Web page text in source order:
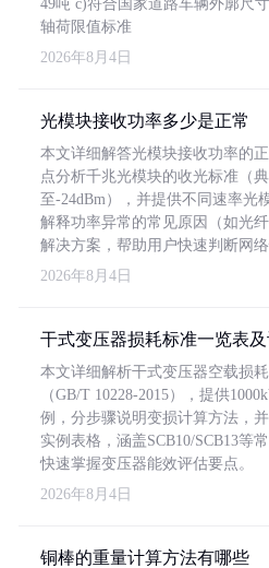
49吨 c)符合国家道路车辆外廓尺
轴荷限值标准
2026年8月4日
光模块接收功率多少是正常
本文详细解答光模块接收功率的
点分析千兆光模块的收光标准（
至-24dBm），并提供不同速率光
解释功率异常的常见原因（如光
解决方案，帮助用户快速判断网络
2026年8月4日
干式变压器损耗标准一览表
本文详细解析干式变压器空载损
（GB/T 10228-2015），提供
例，分步骤说明变损计算方法，
实例表格，涵盖SCB10/SCB13等
快速掌握变压器能效评估要点。
2026年8月4日
铜棒的重量计算方法有哪些